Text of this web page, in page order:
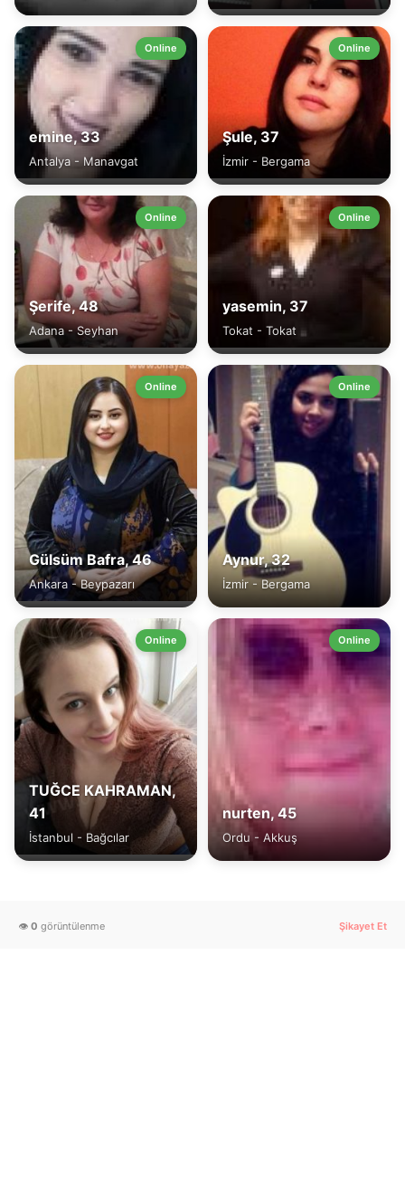
Online
emine, 33
Antalya - Manavgat
Online
Şule, 37
İzmir - Bergama
Online
Şerife, 48
Adana - Seyhan
Online
yasemin, 37
Tokat - Tokat
Online
Gülsüm Bafra, 46
Ankara - Beypazarı
Online
Aynur, 32
İzmir - Bergama
Online
TUĞCE KAHRAMAN,
41
İstanbul - Bağcılar
Online
nurten, 45
Ordu - Akkuş
👁️ 0 görüntülenme Şikayet Et